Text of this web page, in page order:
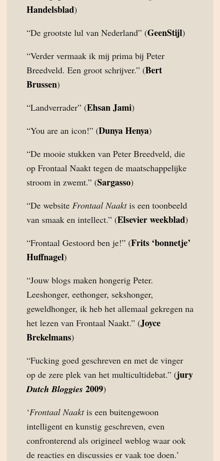
Handelsblad)
“De grootste lul van Nederland” (GeenStijl)
“Verder vermaak ik mij prima bij Peter
Breedveld. Een groot schrijver.” (Bert
Brussen)
“Landverrader” (Ehsan Jami)
“You are an icon!” (Dunya Henya)
“De mooie stukken van Peter Breedveld, die
op Frontaal Naakt tegen de maatschappelijke
stroom in zwemt.” (Sargasso)
“De website Frontaal Naaktis een toonbeeld
van smaak en intellect.” (Elsevier weekblad)
“Frontaal Gestoord ben je!” (Frits ‘bonnetje’
Huffnagel)
“Jouw blogs maken hongerig Peter.
Leeshonger, eethonger, sekshonger,
geweldhonger, ik heb het allemaal gekregen na
het lezen van Frontaal Naakt.” (Joyce
Brekelmans)
“Fucking goed geschreven en met de vinger
op de zere plek van het multicultidebat.” (jury
Dutch Bloggies 2009)
‘Frontaal Naaktis een buitengewoon
intelligent en kunstig geschreven, even
confronterend als origineel weblog waar ook
de reacties en discussies er vaak toe doen.’